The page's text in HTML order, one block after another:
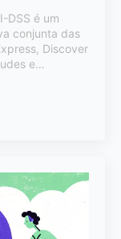
DSS é um
conjunta das
Discover
e…